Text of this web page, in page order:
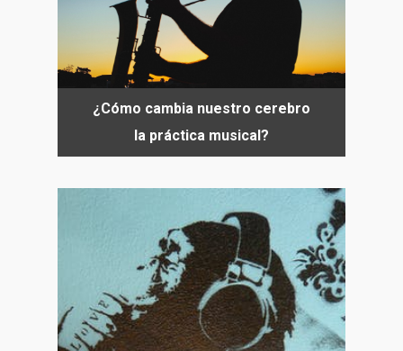
¿Cómo cambia nuestro cerebro
la práctica musical?